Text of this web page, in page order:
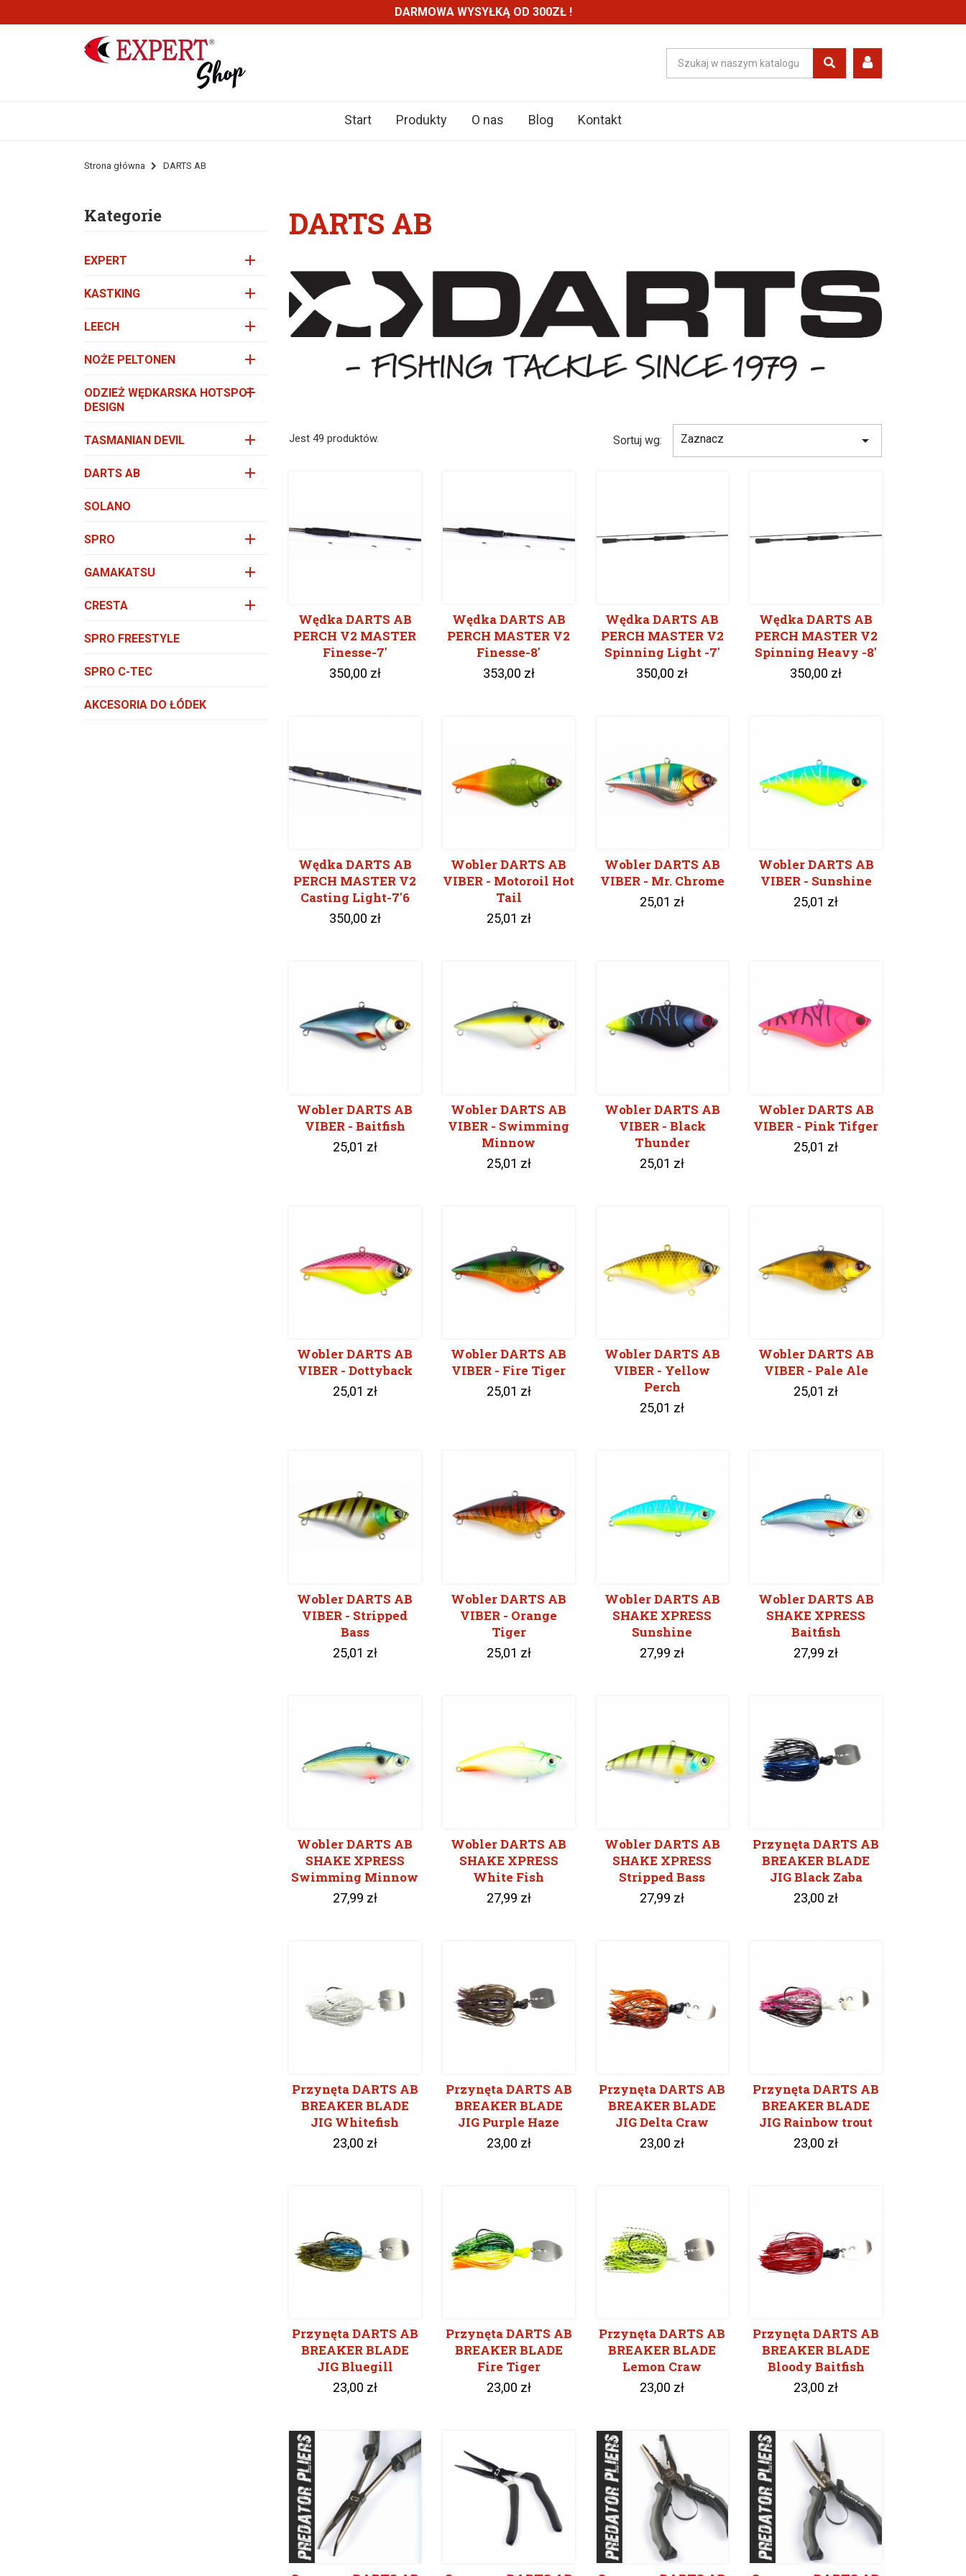
DARMOWA WYSYŁKĄ OD 300ZŁ !
Start Produkty O nas Blog Kontakt
Strona główna DARTS AB
Kategorie
EXPERT 
KASTKING 
LEECH 
NOŻE PELTONEN 
ODZIEŻ WĘDKARSKA HOTSPOT
DESIGN

TASMANIAN DEVIL 
DARTS AB 
SOLANO
SPRO 
GAMAKATSU 
CRESTA 
SPRO FREESTYLE
SPRO C-TEC
AKCESORIA DO ŁÓDEK
DARTS AB
Jest 49 produktów. Sortuj wg: Zaznacz 
Wędka DARTS AB
PERCH V2 MASTER
Finesse-7'
350,00 zł
Wędka DARTS AB
PERCH MASTER V2
Finesse-8'
353,00 zł
Wędka DARTS AB
PERCH MASTER V2
Spinning Light -7'
350,00 zł
Wędka DARTS AB
PERCH MASTER V2
Spinning Heavy -8'
350,00 zł
Wędka DARTS AB
PERCH MASTER V2
Casting Light-7'6
350,00 zł
Wobler DARTS AB
VIBER - Motoroil Hot
Tail
25,01 zł
Wobler DARTS AB
VIBER - Mr. Chrome
25,01 zł
Wobler DARTS AB
VIBER - Sunshine
25,01 zł
Wobler DARTS AB
VIBER - Baitfish
25,01 zł
Wobler DARTS AB
VIBER - Swimming
Minnow
25,01 zł
Wobler DARTS AB
VIBER - Black
Thunder
25,01 zł
Wobler DARTS AB
VIBER - Pink Tifger
25,01 zł
Wobler DARTS AB
VIBER - Dottyback
25,01 zł
Wobler DARTS AB
VIBER - Fire Tiger
25,01 zł
Wobler DARTS AB
VIBER - Yellow
Perch
25,01 zł
Wobler DARTS AB
VIBER - Pale Ale
25,01 zł
Wobler DARTS AB
VIBER - Stripped
Bass
25,01 zł
Wobler DARTS AB
VIBER - Orange
Tiger
25,01 zł
Wobler DARTS AB
SHAKE XPRESS
Sunshine
27,99 zł
Wobler DARTS AB
SHAKE XPRESS
Baitfish
27,99 zł
Wobler DARTS AB
SHAKE XPRESS
Swimming Minnow
27,99 zł
Wobler DARTS AB
SHAKE XPRESS
White Fish
27,99 zł
Wobler DARTS AB
SHAKE XPRESS
Stripped Bass
27,99 zł
Przynęta DARTS AB
BREAKER BLADE
JIG Black Zaba
23,00 zł
Przynęta DARTS AB
BREAKER BLADE
JIG Whitefish
23,00 zł
Przynęta DARTS AB
BREAKER BLADE
JIG Purple Haze
23,00 zł
Przynęta DARTS AB
BREAKER BLADE
JIG Delta Craw
23,00 zł
Przynęta DARTS AB
BREAKER BLADE
JIG Rainbow trout
23,00 zł
Przynęta DARTS AB
BREAKER BLADE
JIG Bluegill
23,00 zł
Przynęta DARTS AB
BREAKER BLADE
Fire Tiger
23,00 zł
Przynęta DARTS AB
BREAKER BLADE
Lemon Craw
23,00 zł
Przynęta DARTS AB
BREAKER BLADE
Bloody Baitfish
23,00 zł